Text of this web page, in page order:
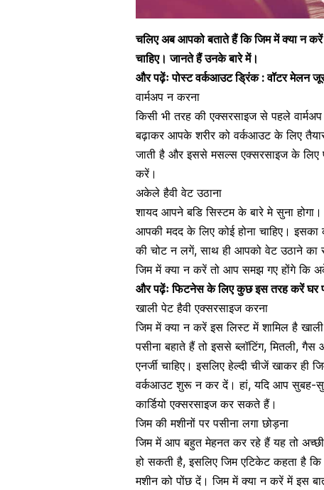
चलिए अब आपको बताते हैं कि जिम में क्या न
चाहिए। जानते हैं उनके बारे में।
और पढ़ेंःपोस्ट वर्कआउट ड्रिंक : वॉटर मेलन
वार्मअप न करना
किसी भी तरह की एक्सरसाइज से पहले
बढ़ाकर आपके शरीर को वर्कआउट के लिए
जाती है और इससेमसल्स एक्सरसाइजके लिए
करें।
अकेले हैवी वेट उठाना
शायद आपने बडि सिस्टम के बारे मे सुना
आपकी मदद के लिए कोई होना चाहिए। इसका
की चोट न लगें, साथ ही आपको वेट उठाने का
जिम में क्या न करें तो आप समझ गए होंगे कि
और पढ़ेंःफिटनेस के लिए कुछ इस तरह करें घर
खाली पेट हैवी एक्सरसाइज करना
जिम में क्या न करें इस लिस्ट में शामिल है
पसीना बहाते हैं तो इससे ब्लॉटिंग, मितली,
एनर्जी चाहिए। इसलिए हेल्दी चीजें खाकर
वर्कआउट शुरू न कर दें। हां, यदि आप सुबह-
कार्डियो एक्सरसाइजकर सकते हैं।
जिम की मशीनों पर पसीना लगा छोड़ना
जिम में आप बहुत मेहनत कर रहे हैं यह तो
हो सकती है, इसलिए जिम एटिकेट कहता है
मशीन को पोंछ दें। जिम में क्या न करें में इस